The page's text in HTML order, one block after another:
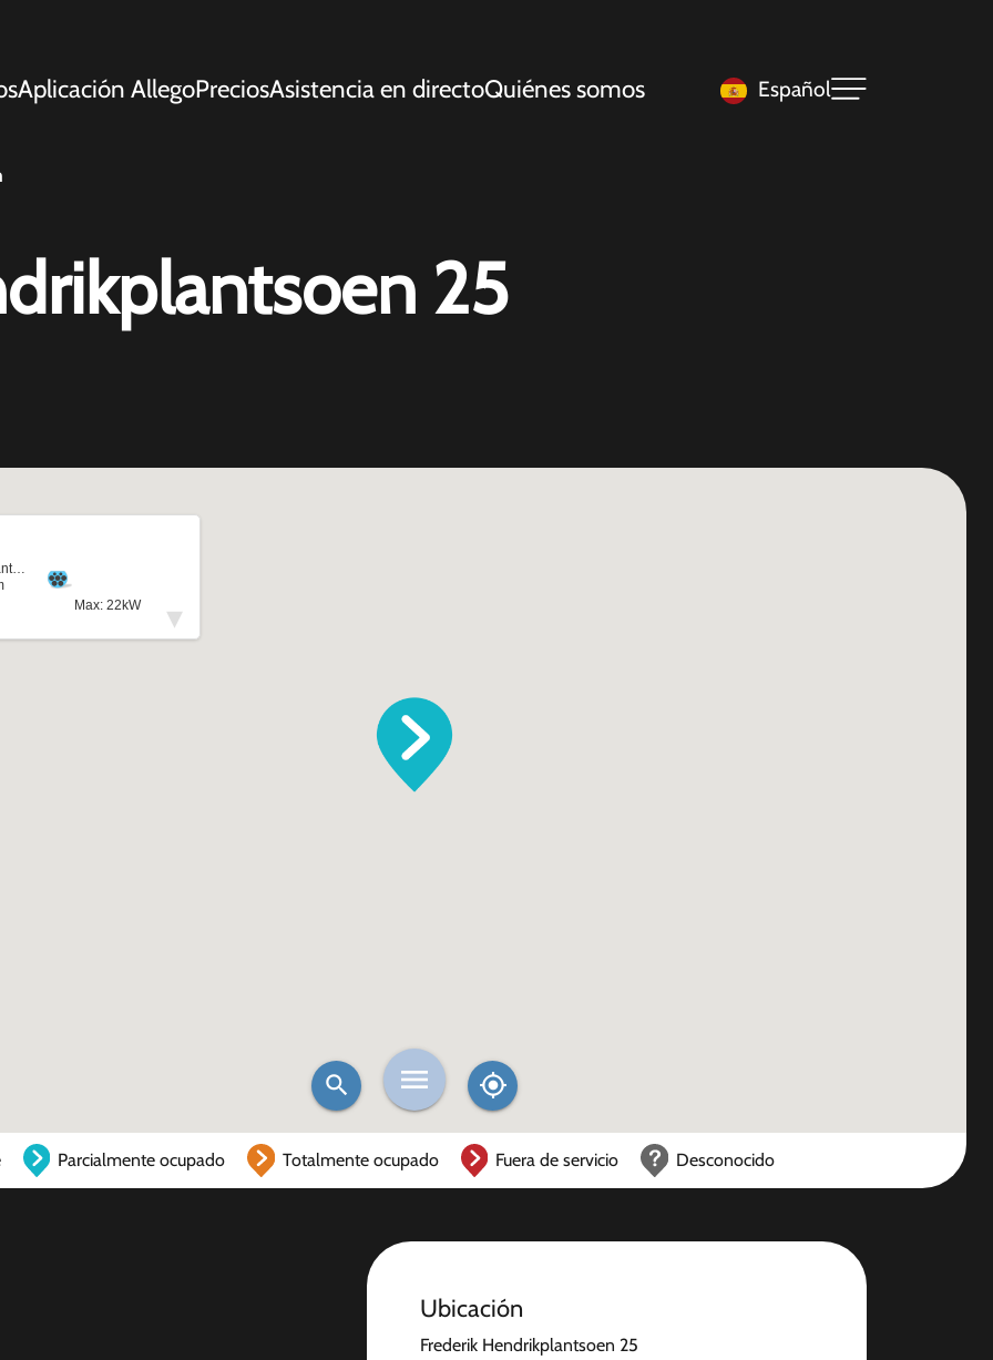
Aplicación AllegoPreciosAsistencia en directoQuiénes somos Español
25
Parcialmente ocupado Totalmente ocupado Fuera de servicio Desconocido
Ubicación
Frederik Hendrikplantsoen 25